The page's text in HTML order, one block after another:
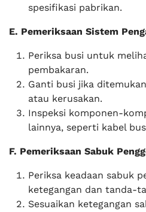
spesifikasi pabrikan.
E. Pemeriksaan Sistem
Periksa busi untuk
pembakaran.
Ganti busi jika
atau kerusakan.
Inspeksi komponen-
lainnya, seperti kabel
F. Pemeriksaan Sabuk
Periksa keadaan sabuk
ketegangan dan tanda-
Sesuaikan ketegangan